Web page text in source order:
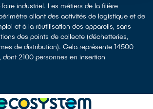
industriel. Les métiers de la filière
allant des activités de logistique et de
et à la réutilisation des appareils, sans
des points de collecte (déchetteries,
de distribution). Cela représente 14500
dont 2100 personnes en insertion